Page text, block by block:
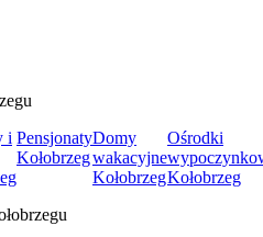
i Pensjonaty
Kołobrzeg
Domy
wakacyjne
Kołobrzeg
Ośrodki
Kołobrzeg